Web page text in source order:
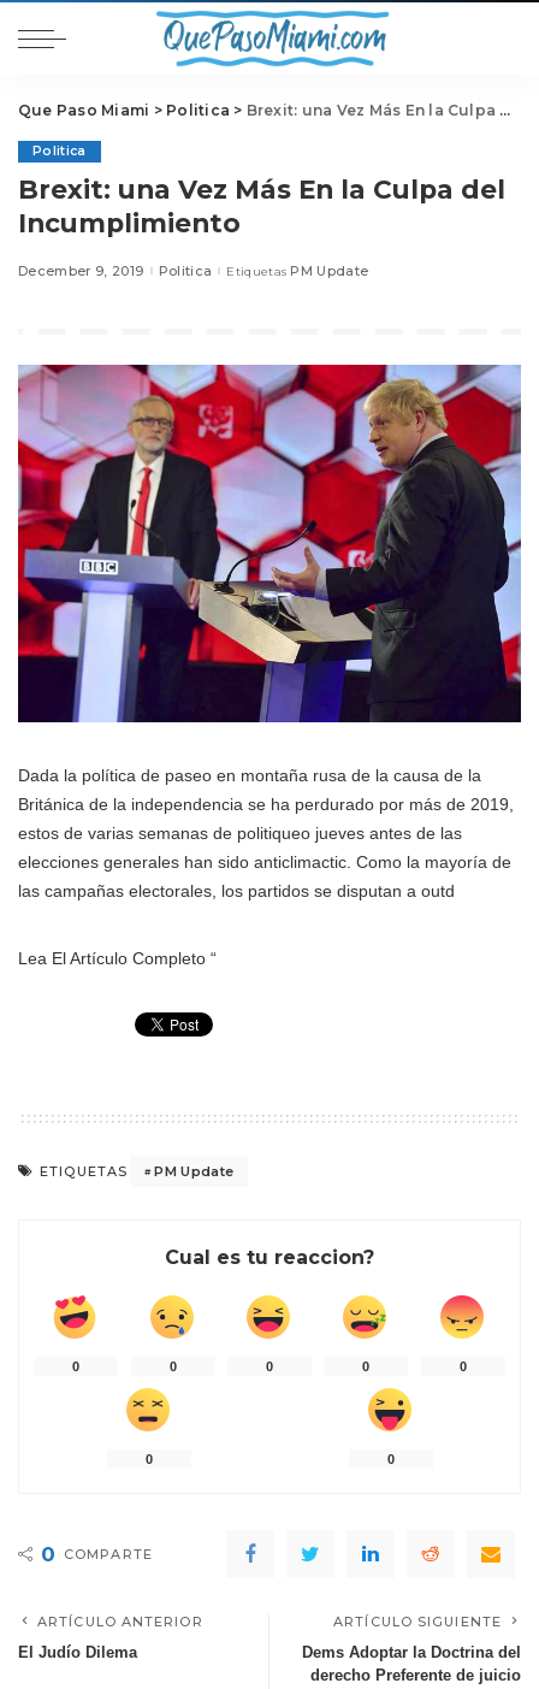
Que Paso Miami > Politica > Brexit: una Vez Más En la Culpa del Incumplimiento
Politica
Brexit: una Vez Más En la Culpa del
Incumplimiento
December 9, 2019 Politica Etiquetas PM Update
Dada la política de paseo en montaña rusa de la causa de la
Británica de la independencia se ha perdurado por más de 2019,
estos de varias semanas de politiqueo jueves antes de las
elecciones generales han sido anticlimactic. Como la mayoría de
las campañas electorales, los partidos se disputan a outd
Lea El Artículo Completo “
ETIQUETAS PM Update
Cual es tu reaccion?
0 0 0 0 0
0 0
0 COMPARTE
ARTÍCULO ANTERIOR
El Judío Dilema
ARTÍCULO SIGUIENTE
Dems Adoptar la Doctrina del
derecho Preferente de juicio